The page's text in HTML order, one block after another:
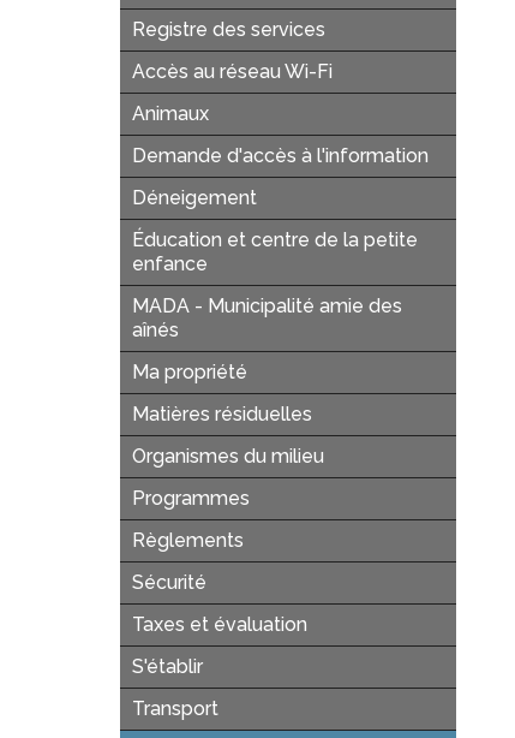
Registre des services
Accès au réseau Wi-Fi
Animaux
Demande d'accès à l'information
Déneigement
Éducation et centre de la petite
enfance
MADA - Municipalité amie des
aînés
Ma propriété
Matières résiduelles
Organismes du milieu
Programmes
Règlements
Sécurité
Taxes et évaluation
S'établir
Transport